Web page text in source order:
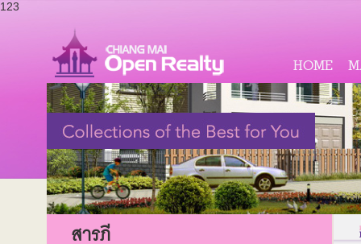
123
HOME
สารภี